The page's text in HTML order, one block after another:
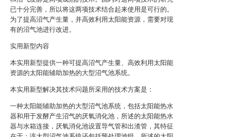
已十分完善，所以将这两项技术结合起来使用是可行的。
为了提高沼气产生量，并高效利用太阳能资源，需要对现
有的沼气池进行改进。
实用新型内容
本实用新型提供一种可提高沼气产生量、高效利用太阳能
资源的太阳能辅助加热的大型沼气池系统。
本实用新型解决其技术问题所采用的技术方案是：
一种太阳能辅助加热的大型沼气池系统，包括太阳能热水
器和用于发酵产生沼气的厌氧消化池，所述的太阳能热水
器与水箱连接，厌氧消化池设置导气管和出渣管，其特征